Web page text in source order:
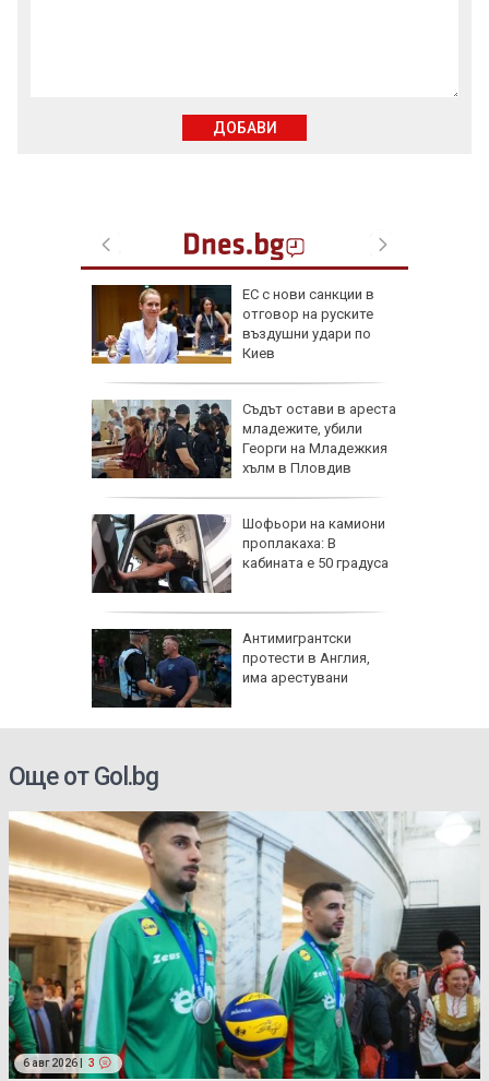
ЕС с нови санкции в
отговор на руските
въздушни удари по
Киев
Съдът остави в ареста
младежите, убили
Георги на Младежкия
хълм в Пловдив
Шофьори на камиони
проплакаха: В
кабината е 50 градуса
Антимигрантски
протести в Англия,
има арестувани
ДОБАВИ
Още от Gol.bg
6 авг 2026 | 3